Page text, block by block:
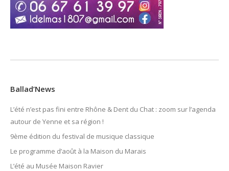
Ballad’News
L’été n’est pas fini entre Rhône & Dent du Chat : zoom sur l’agenda
autour de Yenne et sa région !
9ème édition du festival de musique classique
Le programme d’août à la Maison du Marais
L’été au Musée Maison Ravier